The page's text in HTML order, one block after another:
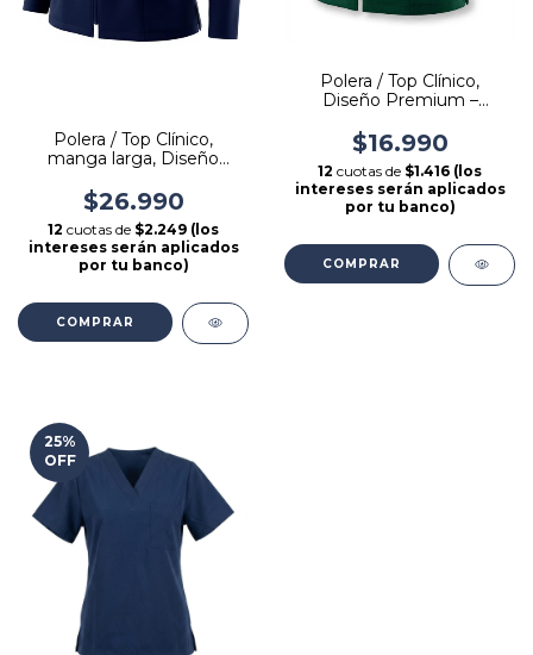
Polera / Top Clínico,
manga larga, Diseño
Antifluido, Confort
$26.990
12 cuotas de $2.249 (los
intereses serán aplicados
por tu banco)
COMPRAR
Polera / Top Clínico,
Diseño Premium –
$16.990
12 cuotas de $1.416 (los
intereses serán aplicados
por tu banco)
COMPRAR
25%
OFF